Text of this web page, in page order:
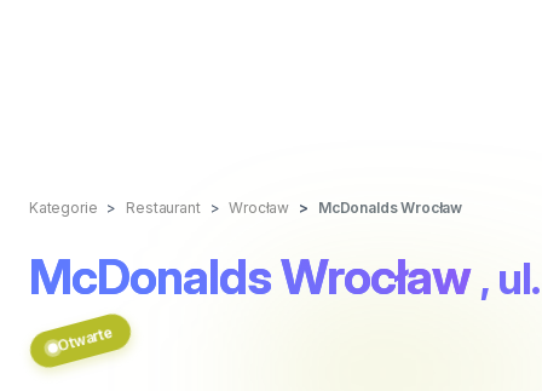
Kategorie Restaurant Wrocław McDonalds Wrocław
McDonalds Wrocław ,
Otwarte